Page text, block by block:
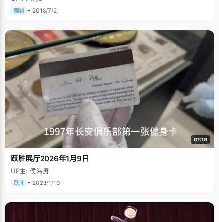
舞蹈 • 2018/7/2
01:18
跃胜展厅2026年1月9日
UP主: 侯海涛
跃胜 • 2026/1/10